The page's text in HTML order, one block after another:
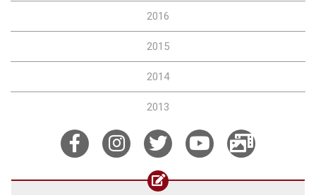
2016
2015
2014
2013